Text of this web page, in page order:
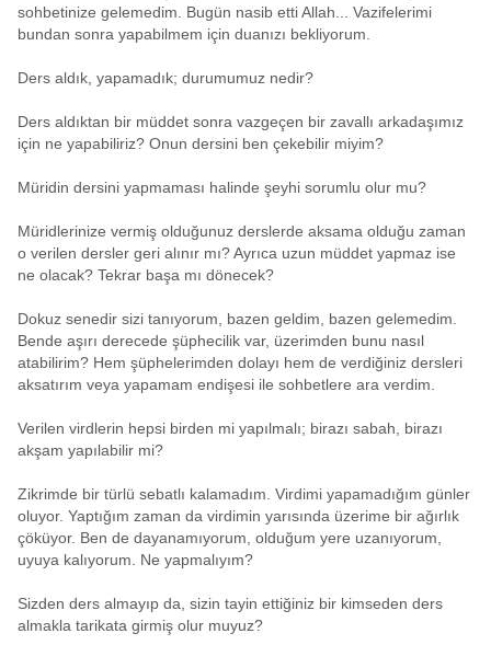
sohbetinize gelemedim. Bugün nasib etti Allah... Vazifelerimi
bundan sonra yapabilmem için duanızı bekliyorum.
Ders aldık, yapamadık; durumumuz nedir?
Ders aldıktan bir müddet sonra vazgeçen bir zavallı arkadaşımız
için ne yapabiliriz? Onun dersini ben çekebilir miyim?
Müridin dersini yapmaması halinde şeyhi sorumlu olur mu?
Müridlerinize vermiş olduğunuz derslerde aksama olduğu zaman
o verilen dersler geri alınır mı? Ayrıca uzun müddet yapmaz ise
ne olacak? Tekrar başa mı dönecek?
Dokuz senedir sizi tanıyorum, bazen geldim, bazen gelemedim.
Bende aşırı derecede şüphecilik var, üzerimden bunu nasıl
atabilirim? Hem şüphelerimden dolayı hem de verdiğiniz dersleri
aksatırım veya yapamam endişesi ile sohbetlere ara verdim.
Verilen virdlerin hepsi birden mi yapılmalı; birazı sabah, birazı
akşam yapılabilir mi?
Zikrimde bir türlü sebatlı kalamadım. Virdimi yapamadığım günler
oluyor. Yaptığım zaman da virdimin yarısında üzerime bir ağırlık
çöküyor. Ben de dayanamıyorum, olduğum yere uzanıyorum,
uyuya kalıyorum. Ne yapmalıyım?
Sizden ders almayıp da, sizin tayin ettiğiniz bir kimseden ders
almakla tarikata girmiş olur muyuz?